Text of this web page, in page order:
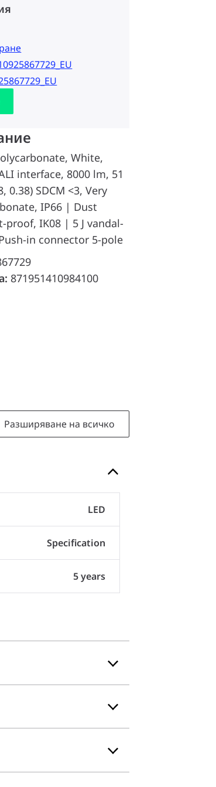
White,
interface, 8000 lm, 51
0.38) SDCM <3, Very
IP66 | Dust
IK08 | 5 J vandal-
in connector 5-pole
871951410984100
Разширяване на всичко
LED
Specification
5 years